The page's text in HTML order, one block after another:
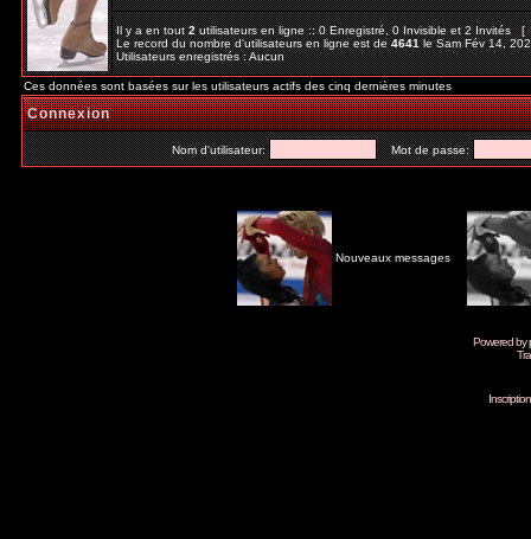
Il y a en tout2utilisateurs en ligne :: 0 Enregistré, 0 Invisible et 2 Invités [
Le record du nombre d'utilisateurs en ligne est de4641le Sam Fév 14,
Utilisateurs enregistrés : Aucun
Ces données sont basées sur les utilisateurs actifs des cinq dernières minutes
Connexion
Nom d'utilisateur: Mot de passe:
Nouveaux messages
Powered by